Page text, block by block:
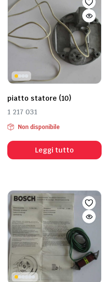
piatto statore (10)
1 217 031
Non disponibile
Leggi tutto